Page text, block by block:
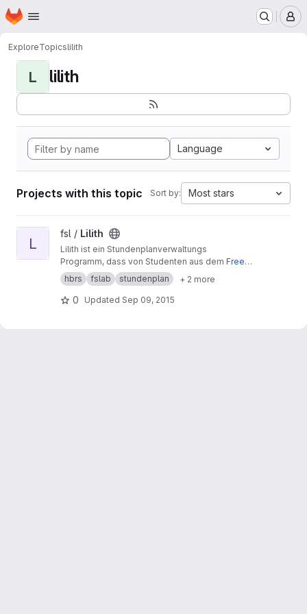
Skip to main content
Homepage
ExploreTopicslilith
L lilith
Language
Projects with this topic Sort by: Most stars
View Lilith project
L
fsl / Lilith
Lilith ist ein Stundenplanverwaltungs
Programm, dass von Studenten aus dem Free-
Software-LabderHochschule Bonn-Rhein-Sie
gentwickelt und betreut wird.
hbrs fslab stundenplan + 2 more
0 Updated Sep 09, 2015